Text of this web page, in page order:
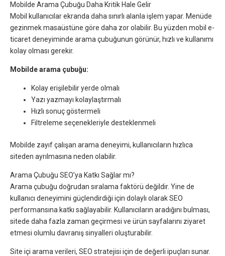
Mobilde Arama Çubuğu Daha Kritik Hale Gelir
Mobil kullanıcılar ekranda daha sınırlı alanla işlem yapar. Menüde
gezinmek masaüstüne göre daha zor olabilir. Bu yüzden mobil e-
ticaret deneyiminde arama çubuğunun görünür, hızlı ve kullanımı
kolay olması gerekir.
Mobilde arama çubuğu:
Kolay erişilebilir yerde olmalı
Yazı yazmayı kolaylaştırmalı
Hızlı sonuç göstermeli
Filtreleme seçenekleriyle desteklenmeli
Mobilde zayıf çalışan arama deneyimi, kullanıcıların hızlıca
siteden ayrılmasına neden olabilir.
Arama Çubuğu SEO’ya Katkı Sağlar mı?
Arama çubuğu doğrudan sıralama faktörü değildir. Yine de
kullanıcı deneyimini güçlendirdiği için dolaylı olarak SEO
performansına katkı sağlayabilir. Kullanıcıların aradığını bulması,
sitede daha fazla zaman geçirmesi ve ürün sayfalarını ziyaret
etmesi olumlu davranış sinyalleri oluşturabilir.
Site içi arama verileri, SEO stratejisi için de değerli ipuçları sunar.